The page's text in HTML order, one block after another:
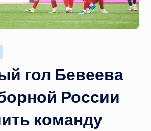
гол Бевеева
России
команду